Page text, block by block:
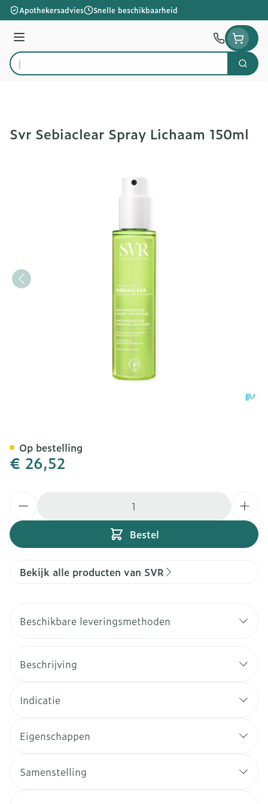
Ga naar de inhoud
Apothekersadvies Snelle beschikbaarheid
Menu
Product, merk, categorie...
Zoek
Svr Sebiaclear Spray Lichaam 150ml
€ 26,52
Bestel
Op bestelling
Bekijk alle producten van SVR
Beschikbare leveringsmethoden
Beschrijving
Indicatie
Eigenschappen
Samenstelling